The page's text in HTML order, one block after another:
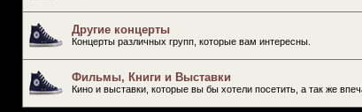
Другие концерты
Концерты различных групп, которые вам интересны.
Фильмы, Книги и Выставки
Кино и выставки, которые вы бы хотели посетить, а так же